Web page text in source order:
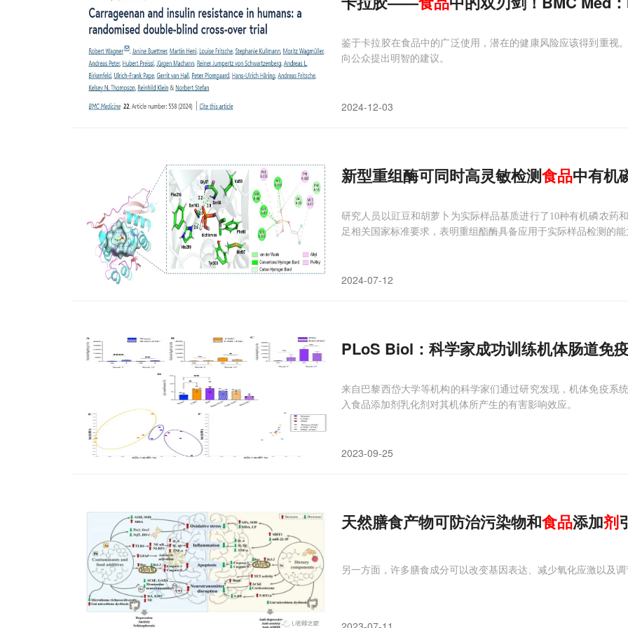
鉴于卡拉胶在食品中的广泛使用，潜在的健康风险应该得到重视
向公众提出明智的建议。
2024-12-03
新型重组酶可同时高灵敏检测食品中有机
研究人员以豇豆和胡萝卜为实际样品基质进行了10种有机磷农药
足相关国家标准要求，表明重组酯酶具备应用于实际样品检测的能
2024-07-12
PLoS Biol：科学家成功训练机体肠道免
来自巴黎西岱大学等机构的科学家们通过研究发现，机体免疫系
入食品添加剂乳化剂对其机体所产生的有害影响效应。
2023-09-25
天然膳食产物可防治污染物和食品添加剂
另一方面，许多膳食成分可以改变基因表达、减少氧化应激以及